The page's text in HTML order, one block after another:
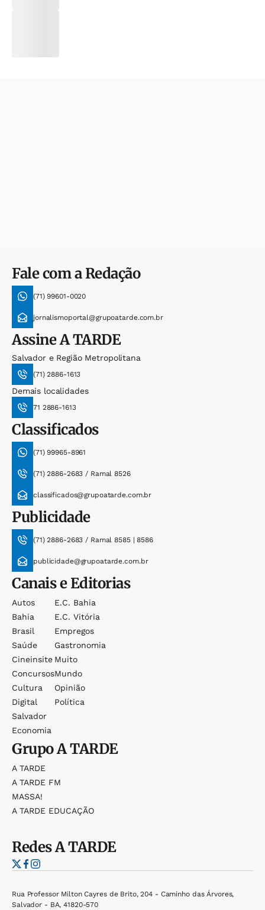
Fale com a Redação
(71) 99601-0020
jornalismoportal@grupoatarde.com.br
AssineA TARDE
Salvador e Região Metropolitana
(71) 2886-1613
Demais localidades
71 2886-1613
Classificados
(71) 99965-8961
(71) 2886-2683 / Ramal 8526
classificados@grupoatarde.com.br
Publicidade
(71) 2886-2683 / Ramal 8585 | 8586
publicidade@grupoatarde.com.br
Canais e Editorias
Autos
Bahia
Brasil
Saúde
Cineinsite
Concursos
Cultura
Digital
Salvador
Economia
E.c. Bahia
E.c. Vitória
Empregos
Gastronomia
Muito
Mundo
Opinião
Política
GrupoA TARDE
A TARDE
A TARDE FM
MASSA!
A TARDE EDUCAÇÃO
RedesA TARDE
Rua Professor Milton Cayres de Brito, 204 - Caminho das Árvores,
Salvador - BA, 41820-570